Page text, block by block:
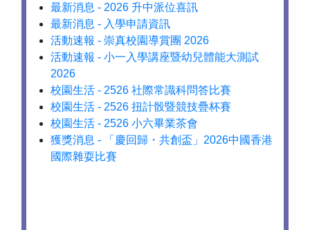
最新消息 - 2026 升中派位喜訊
最新消息 - 入學申請資訊
活動速報 - 崇真校園導賞團 2026
活動速報 - 小一入學講座暨幼兒體能大測試
2026
校園生活 - 2526 社際常識科問答比賽
校園生活 - 2526 扭計骰暨競技疊杯賽
校園生活 - 2526 小六畢業茶會
獲獎消息 - 「慶回歸・共創盃」2026中國香港
國際雜耍比賽